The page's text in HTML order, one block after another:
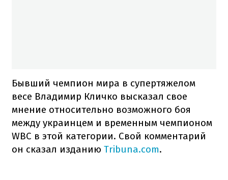
Бывший чемпион мира в супертяжелом
весе Владимир Кличко высказал свое
мнение относительно возможного боя
между украинцем и временным чемпионом
WBC в этой категории. Свой комментарий
он сказал изданию Tribuna.com.